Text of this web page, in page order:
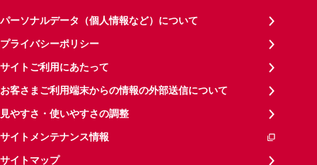
パーソナルデータ（個人情報など）について
プライバシーポリシー
サイトご利用にあたって
お客さまご利用端末からの情報の外部送信について
見やすさ・使いやすさの調整
サイトメンテナンス情報
サイトマップ